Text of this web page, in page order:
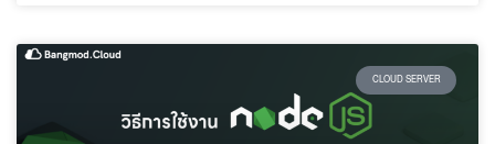
CLOUD SERVER